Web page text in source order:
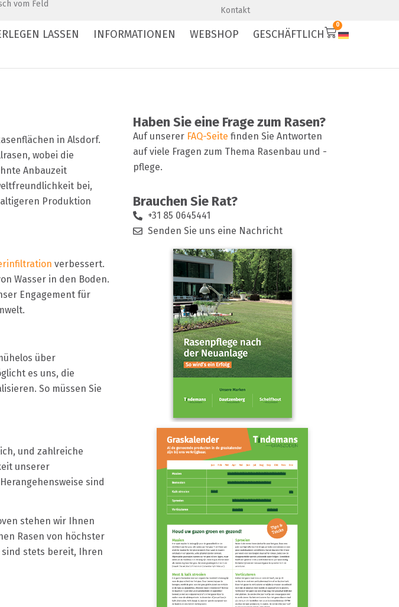
vom Feld
Kontakt
LASSEN INFORMATIONEN WEBSHOP GESCHÄFTLICH
0
in Alsdorf.
wobei die
Anbauzeit
bei,
Produktion
verbessert.
Wasser in den Boden.
Engagement für
über
es uns, die
So müssen Sie
und zahlreiche
unserer
sind
stehen wir Ihnen
Rasen von höchster
stets bereit, Ihren
Haben Sie eine Frage zum Rasen?
Auf unserer FAQ-Seite finden Sie Antworten
auf viele Fragen zum Thema Rasenbau und -
pflege.
Brauchen Sie Rat?
+31 85 0645441
Senden Sie uns eine Nachricht